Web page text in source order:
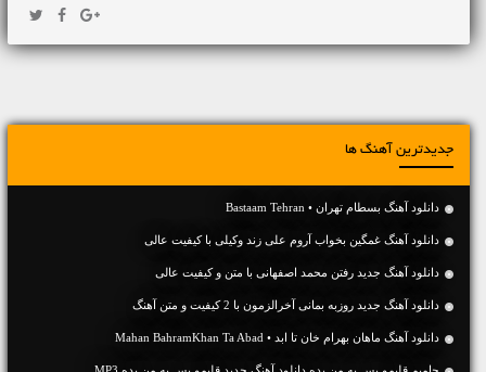
جدیدترین آهنگ ها
دانلود آهنگ بسطام تهران • Bastaam Tehran
دانلود آهنگ غمگین بخواب آروم علی زند وکیلی با کیفیت عالی
دانلود آهنگ جديد رفتن محمد اصفهانی با متن و کیفیت عالی
دانلود آهنگ جديد روزبه بمانی آخرالزمون با 2 کیفیت و متن آهنگ
دانلود آهنگ ماهان بهرام خان تا ابد • Mahan BahramKhan Ta Abad